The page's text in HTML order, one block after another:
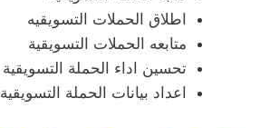
اطلاق الحملات التسويقيه
متابعه الحملات التسويقية
تحسين اداء الحملة التسويقية
اعداد بيانات الحملة التسويقية